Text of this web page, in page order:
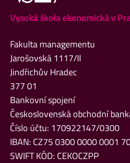
Vysoká škola ekonomická v
Fakulta managementu
Jarošovská 1117/II
Jindřichův Hradec
377 01
Bankovní spojení
Československá obchodní
Číslo účtu: 170922147/0300
IBAN: CZ75 0300 0000 0001
SWIFT KÓD: CEKOCZPP